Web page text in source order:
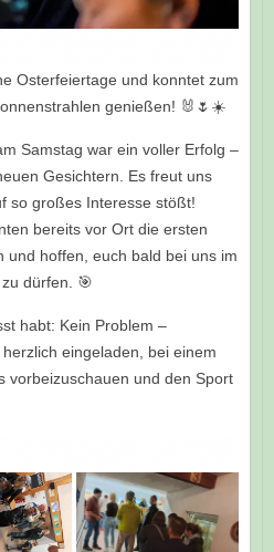
Osterfeiertage und konntet zum
genießen! 🐰🌷☀️
Samstag war ein voller Erfolg –
Gesichtern. Es freut uns
so großes Interesse stößt!
bereits vor Ort die ersten
und hoffen, euch bald bei uns im
dürfen. 🎯
habt: Kein Problem –
eingeladen, bei einem
vorbeizuschauen und den Sport